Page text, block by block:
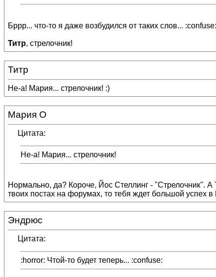
Бррр... что-то я даже возбудился от таких слов... :confuse:
Титр, стрелочник!
Титр
Не-а! Мария... стрелочник! :)
Мария О
Цитата:
Не-а! Мария... стрелочник!
Нормально, да? Короче, Йос Стеллинг - "Стрелочник". А
твоих постах на форумах, то тебя ждет большой успех в
Эндрюс
Цитата:
:horror: Чтой-то будет теперь... :confuse: